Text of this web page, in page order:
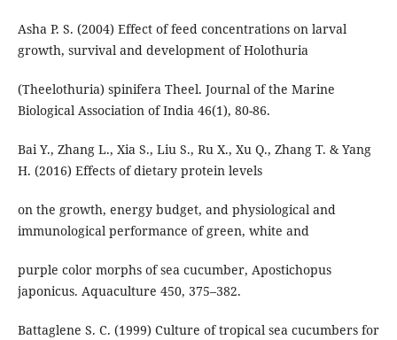
Asha P. S. (2004) Effect of feed concentrations on larval
growth, survival and development of Holothuria
(Theelothuria) spinifera Theel. Journal of the Marine
Biological Association of India 46(1), 80-86.
Bai Y., Zhang L., Xia S., Liu S., Ru X., Xu Q., Zhang T. & Yang
H. (2016) Effects of dietary protein levels
on the growth, energy budget, and physiological and
immunological performance of green, white and
purple color morphs of sea cucumber, Apostichopus
japonicus. Aquaculture 450, 375–382.
Battaglene S. C. (1999) Culture of tropical sea cucumbers for